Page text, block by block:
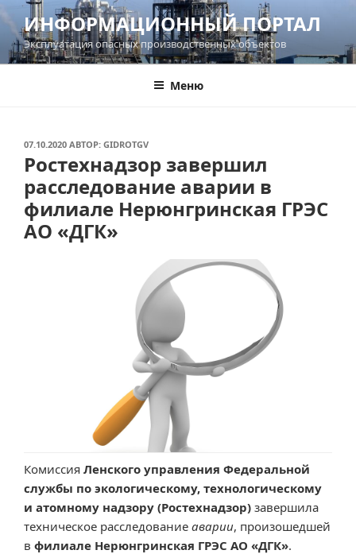
Перейти
содержимому
ИНФОРМАЦИОННЫЙ ПОРТАЛ
Эксплуатация опасных производственных объектов
Меню
ОПУБЛИКОВАНО
07.10.2020 АВТОР: GIDROTGV
Ростехнадзор завершил
расследование аварии в
филиале Нерюнгринская ГРЭС
АО «ДГК»
Комиссия Ленского управления Федеральной
службы по экологическому, технологическому
и атомному надзору (Ростехнадзор) завершила
техническое расследование аварии, произошедшей
в филиале Нерюнгринская ГРЭС АО «ДГК».